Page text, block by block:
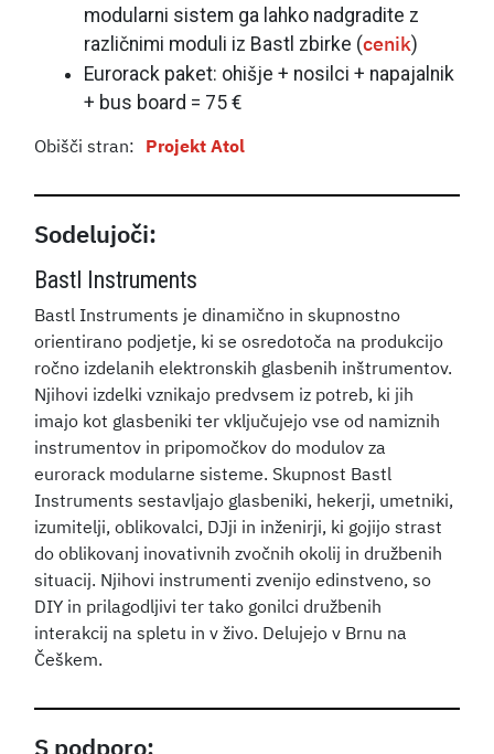
modularni sistem ga lahko nadgradite z
različnimi moduli iz Bastl zbirke (cenik)
Eurorack paket: ohišje + nosilci + napajalnik
+ bus board = 75 €
Obišči stran: Projekt Atol
Sodelujoči:
Bastl Instruments
Bastl Instruments je dinamično in skupnostno
orientirano podjetje, ki se osredotoča na produkcijo
ročno izdelanih elektronskih glasbenih inštrumentov.
Njihovi izdelki vznikajo predvsem iz potreb, ki jih
imajo kot glasbeniki ter vključujejo vse od namiznih
instrumentov in pripomočkov do modulov za
eurorack modularne sisteme. Skupnost Bastl
Instruments sestavljajo glasbeniki, hekerji, umetniki,
izumitelji, oblikovalci, DJji in inženirji, ki gojijo strast
do oblikovanj inovativnih zvočnih okolij in družbenih
situacij. Njihovi instrumenti zvenijo edinstveno, so
DIY in prilagodljivi ter tako gonilci družbenih
interakcij na spletu in v živo. Delujejo v Brnu na
Češkem.